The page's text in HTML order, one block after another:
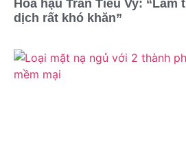
Hoa hậu Trần Tiểu Vy: “Làm
dịch rất khó khăn”